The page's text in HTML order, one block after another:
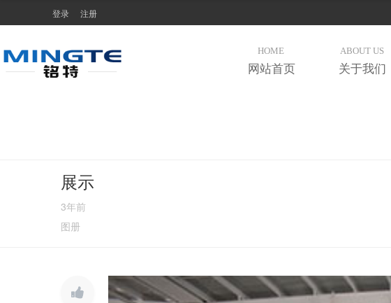
登录 注册
网站首页 关于我们
HOME ABOUT US
展示
3年前
图册